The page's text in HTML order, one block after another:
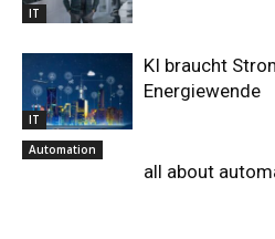
IT
IT
KI braucht
Energiewende
Automation
all about